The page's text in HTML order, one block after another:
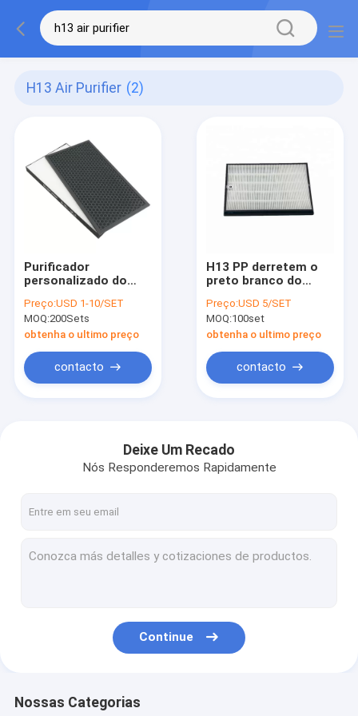
H13 Air Purifier (2)
Purificador
personalizado do
C.A. do carbono
HEPA H11 H12 H13
H14 PM0.3 do filtro
da fibra do metal
Preço:USD 1-10/SET
MOQ:200Sets
obtenha o ultimo preço
contacto
H13 PP derretem o
preto branco do
do metal do poliéster
HEPA
Preço:USD 5/SET
MOQ:100set
obtenha o ultimo preço
contacto
Deixe Um Recado
Nós Responderemos Rapidamente
Continue
Nossas Categorias